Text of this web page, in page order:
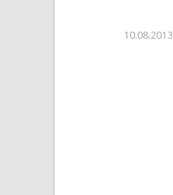
10.08.2013